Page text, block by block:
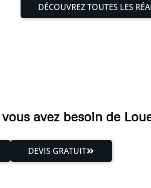
DÉCOUVREZ TOUTES LES
avez besoin de
DEVIS GRATUIT